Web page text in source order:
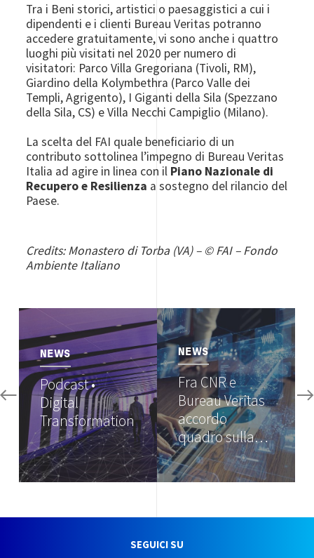
Tra i Beni storici, artistici o paesaggistici a cui i
dipendenti e i clienti Bureau Veritas potranno
accedere gratuitamente, vi sono anche i quattro
luoghi più visitati nel 2020 per numero di
visitatori: Parco Villa Gregoriana (Tivoli, RM),
Giardino della Kolymbethra (Parco Valle dei
Templi, Agrigento), I Giganti della Sila (Spezzano
della Sila, CS) e Villa Necchi Campiglio (Milano).
La scelta del FAI quale beneficiario di un
contributo sottolinea l’impegno di Bureau Veritas
Italia ad agire in linea con il Piano Nazionale di
Recupero e Resilienza a sostegno del rilancio del
Paese.
Credits: Monastero di Torba (VA) – © FAI – Fondo
Ambiente Italiano
Image
NEWS
Podcast •
Digital
Transformation
Image
NEWS
Fra CNR e
Bureau Veritas
accordo
quadro sulla…
SEGUICI SU